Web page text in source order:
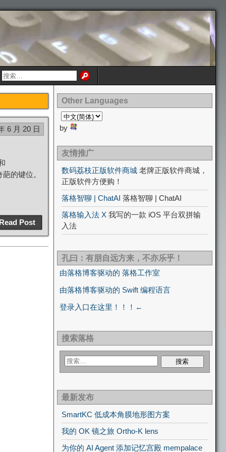
6 月 20 日
的键位。
Post
Other Languages
by
友情推广
数码荔枝正版软件商城 老牌正版软件商城，
正版软件方便购！
落格智聊 | ChatAI 落格智聊 | ChatAI
落格输入法 X 我写的一款 iOS 平台双拼输
入法
孔曰：有朋自远方来，不亦乐乎！
由落格博客驱动的 落格工作室
由落格博客驱动的 Swift 编程语言
登录入口在这里！！！←
搜索落格
最新发布
SmartKC 低成本角膜地形图方案
我的 OK 镜之旅 Ortho-K lens
为你的 AI Agent 添加记忆宫殿 mempalace